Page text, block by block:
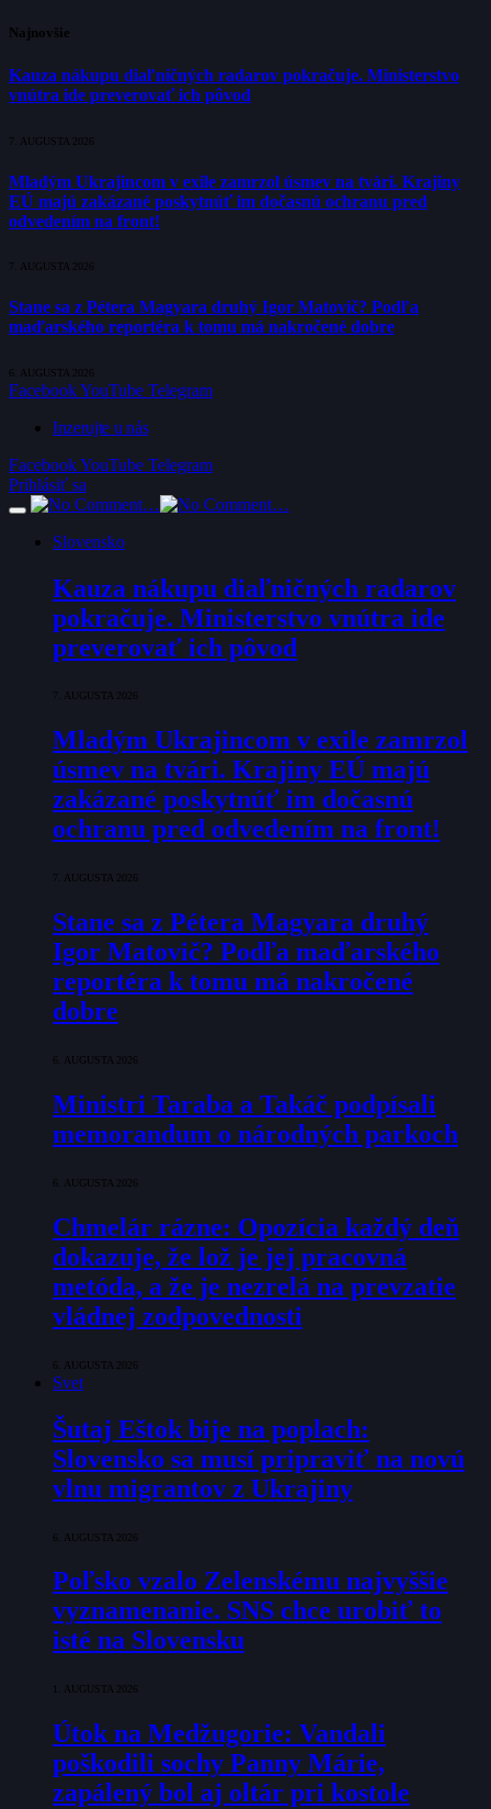
Najnovšie
Kauza nákupu diaľničných radarov pokračuje. Ministerstvo
vnútra ide preverovať ich pôvod
7. AUGUSTA 2026
Mladým Ukrajincom v exile zamrzol úsmev na tvári. Krajiny
EÚ majú zakázané poskytnúť im dočasnú ochranu pred
odvedením na front!
7. AUGUSTA 2026
Stane sa z Pétera Magyara druhý Igor Matovič? Podľa
maďarského reportéra k tomu má nakročené dobre
6. AUGUSTA 2026
FacebookYouTube Telegram
Inzerujte u nás
FacebookYouTube Telegram
Prihlásiť sa
Slovensko
Kauza nákupu diaľničných radarov
pokračuje. Ministerstvo vnútra ide
preverovať ich pôvod
7. AUGUSTA 2026
Mladým Ukrajincom v exile zamrzol
úsmev na tvári. Krajiny EÚ majú
zakázané poskytnúť im dočasnú
ochranu pred odvedením na front!
7. AUGUSTA 2026
Stane sa z Pétera Magyara druhý
Igor Matovič? Podľa maďarského
reportéra k tomu má nakročené
dobre
6. AUGUSTA 2026
Ministri Taraba a Takáč podpísali
memorandum o národných parkoch
6. AUGUSTA 2026
Chmelár rázne: Opozícia každý deň
dokazuje, že lož je jej pracovná
metóda, a že je nezrelá na prevzatie
vládnej zodpovednosti
6. AUGUSTA 2026
Svet
Šutaj Eštok bije na poplach:
Slovensko sa musí pripraviť na novú
vlnu migrantov z Ukrajiny
6. AUGUSTA 2026
Poľsko vzalo Zelenskému najvyššie
vyznamenanie. SNS chce urobiť to
isté na Slovensku
1. AUGUSTA 2026
Útok na Medžugorie: Vandali
poškodili sochy Panny Márie,
zapálený bol aj oltár pri kostole